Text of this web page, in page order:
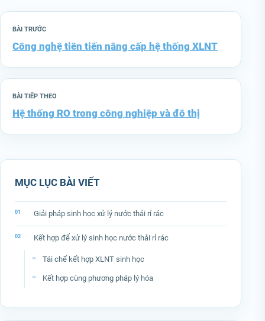
BÀI TRƯỚC
Công nghệ tiên tiến nâng cấp hệ thống XLNT
BÀI TIẾP THEO
Hệ thống RO trong công nghiệp và đô thị
MỤC LỤC BÀI VIẾT
Giải pháp sinh học xử lý nước thải rỉ rác
Kết hợp để xử lý sinh học nước thải rỉ rác
Tái chế kết hợp XLNT sinh học
Kết hợp cùng phương pháp lý hóa